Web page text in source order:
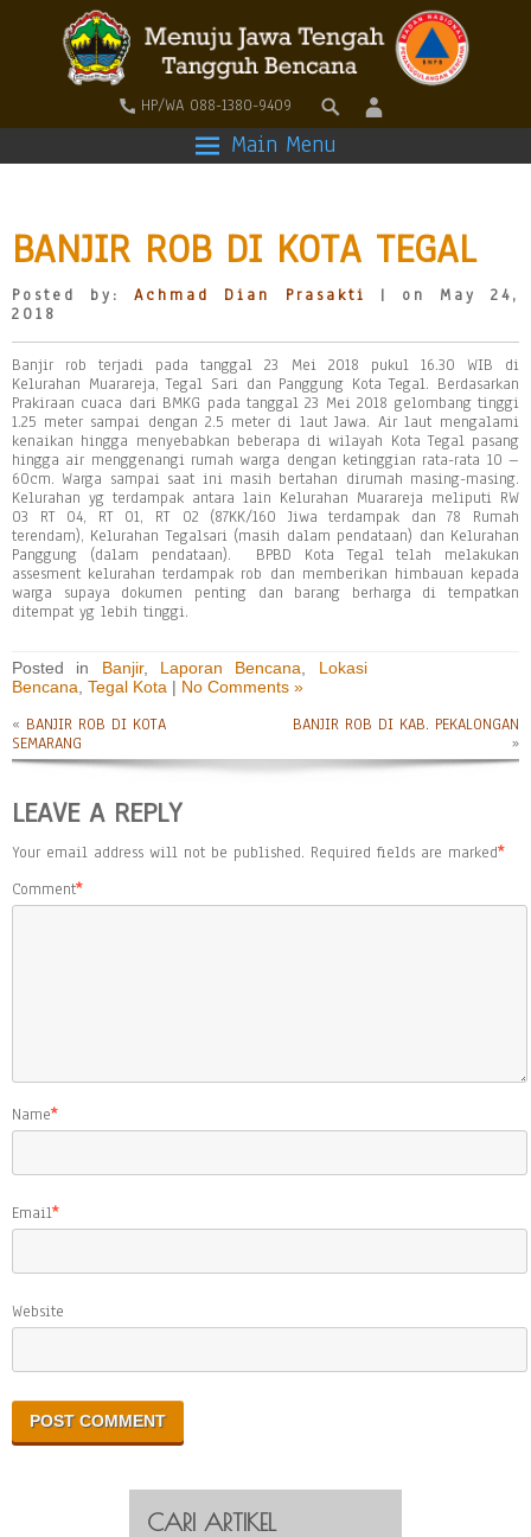
HP/WA 088-1380-9409
Main Menu
BANJIR ROB DI KOTA TEGAL
Posted by:Achmad Dian Prasakti
| on May 24,
2018
Banjir rob terjadi pada tanggal 23 Mei 2018 pukul 16.30 WIB di
Kelurahan Muarareja, Tegal Sari dan Panggung Kota Tegal. Berdasarkan
Prakiraan cuaca dari BMKG pada tanggal 23 Mei 2018 gelombang tinggi
1.25 meter sampai dengan 2.5 meter di laut Jawa. Air laut mengalami
kenaikan hingga menyebabkan beberapa di wilayah Kota Tegal pasang
hingga air menggenangi rumah warga dengan ketinggian rata-rata 10 –
60cm. Warga sampai saat ini masih bertahan dirumah masing-masing.
Kelurahan yg terdampak antara lain Kelurahan Muarareja meliputi RW
03 RT 04, RT 01, RT 02 (87KK/160 Jiwa terdampak dan 78 Rumah
terendam), Kelurahan Tegalsari (masih dalam pendataan) dan Kelurahan
Panggung (dalam pendataan). BPBD Kota Tegal telah melakukan
assesment kelurahan terdampak rob dan memberikan himbauan kepada
warga supaya dokumen penting dan barang berharga di tempatkan
ditempat yg lebih tinggi.
Posted in Banjir, Laporan Bencana
Lokasi
Bencana Tegal Kota | No Comments »
« BANJIR ROB DI KOTA
SEMARANG
BANJIR ROB DI KAB. PEKALONGAN
»
LEAVE A REPLY
Your email address will not be published. Required fields are marked*
Comment*
Name*
Email*
Website
CARI ARTIKEL